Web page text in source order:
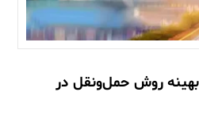
روش حمل‌ونقل در